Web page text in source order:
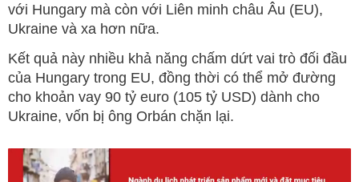
với Hungary mà còn với Liên minh châu Âu (EU),
Ukraine và xa hơn nữa.
Kết quả này nhiều khả năng chấm dứt vai trò đối đầu
của Hungary trong EU, đồng thời có thể mở đường
cho khoản vay 90 tỷ euro (105 tỷ USD) dành cho
Ukraine, vốn bị ông Orbán chặn lại.